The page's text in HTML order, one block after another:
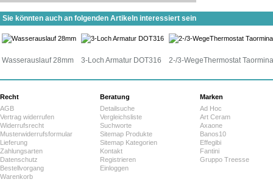
Sie könnten auch an folgenden Artikeln interessiert sein
Wasserauslauf 28mm 3-Loch Armatur DOT316 2-/3-WegeThermostat Taormina
Recht
AGB
Vertrag widerrufen
Widerrufsrecht
Musterwiderrufsformular
Lieferung
Zahlungsarten
Datenschutz
Bestellvorgang
Warenkorb
Beratung
Detailsuche
Vergleichsliste
Suchworte
Sitemap Produkte
Sitemap Kategorien
Kontakt
Registrieren
Einloggen
Marken
Ad Hoc
Art Ceram
Axaone
Banos10
Effegibi
Fantini
Gruppo Treesse